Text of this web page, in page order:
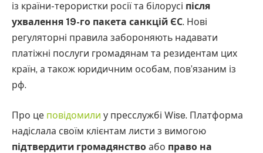
із країни-терористки росії та білорусі після
ухвалення 19-го пакета санкцій ЄС. Нові
регуляторні правила забороняють надавати
платіжні послуги громадянам та резидентам цих
країн, а також юридичним особам, повʼязаним із
рф.
Про це повідомили у пресслужбі Wise. Платформа
надіслала своїм клієнтам листи з вимогою
підтвердити громадянство або право на